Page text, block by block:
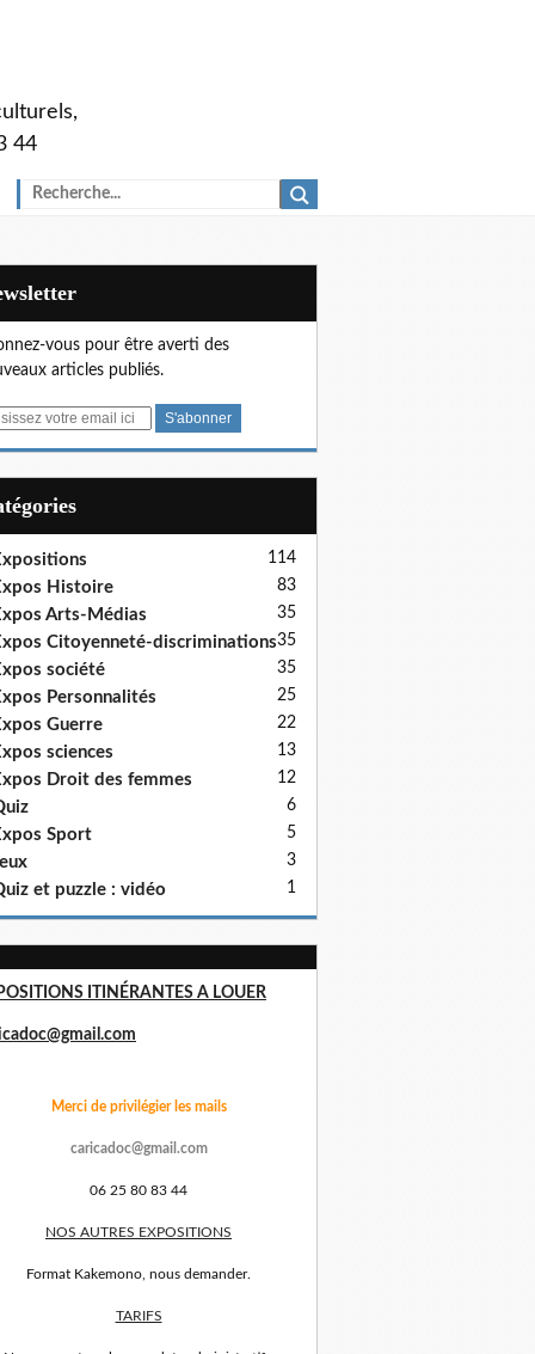
44
vous pour être averti des
articles publiés.
114
Histoire 83
Arts-Médias 35
Citoyenneté-discriminations35
société 35
Personnalités 25
Guerre 22
sciences 13
Droit des femmes 12
6
Sport 5
3
et puzzle : vidéo 1
ITINÉRANTES A LOUER
Merci de privilégier les mails
caricadoc@gmail.com
06 25 80 83 44
NOS AUTRES EXPOSITIONS
Format Kakemono, nous demander.
TARIFS